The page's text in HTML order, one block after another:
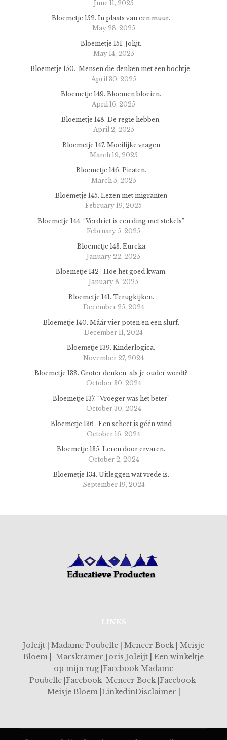
June 11, 2025
Bloemetje 152. In plaats van een muur.
May 28, 2025
Bloemetje 151. Jolijt.
May 14, 2025
Bloemetje 150. Mensen die denken met een bochtje.
April 30, 2025
Bloemetje 149. Bloemen bloeien.
April 16, 2025
Bloemetje 148. De regie hebben.
April 2, 2025
Bloemetje 147. Moeilijke vragen
March 19, 2025
Bloemetje 146. Piraten.
March 5, 2025
Bloemetje 145. Lezen met migranten
February 19, 2025
Bloemetje 144. “Verdriet is een ding met stekels”.
February 5, 2025
Bloemetje 143. Eureka
January 22, 2025
Bloemetje 142 : Hoe het goed kwam.
January 8, 2025
Bloemetje 141. Terugkijken.
December 25, 2024
Bloemetje 140. Máár vier poten en een slurf.
December 11, 2024
Bloemetje 139. Kinderlogica.
November 27, 2024
Bloemetje 138. Groter denken, als je ouder wordt?
October 30, 2024
Bloemetje 137. “Vroeger was het beter”
October 30, 2024
Bloemetje 136 . Een scheet is géén wind
October 16, 2024
Bloemetje 135. Leren door ervaren.
October 2, 2024
Bloemetje 134. Uitleggen wat vrede is.
September 19, 2024
LINKS
Joleijt | Madame Poubelle | Meneer Boek | Meisje
Bloem | Marskramer Joris Joleijt | Een winkeltje
op mijn rug |Facebook Madame
Poubelle |Facebook Meneer Boek |Facebook
Meisje Bloem |LinkedinDisclaimer |